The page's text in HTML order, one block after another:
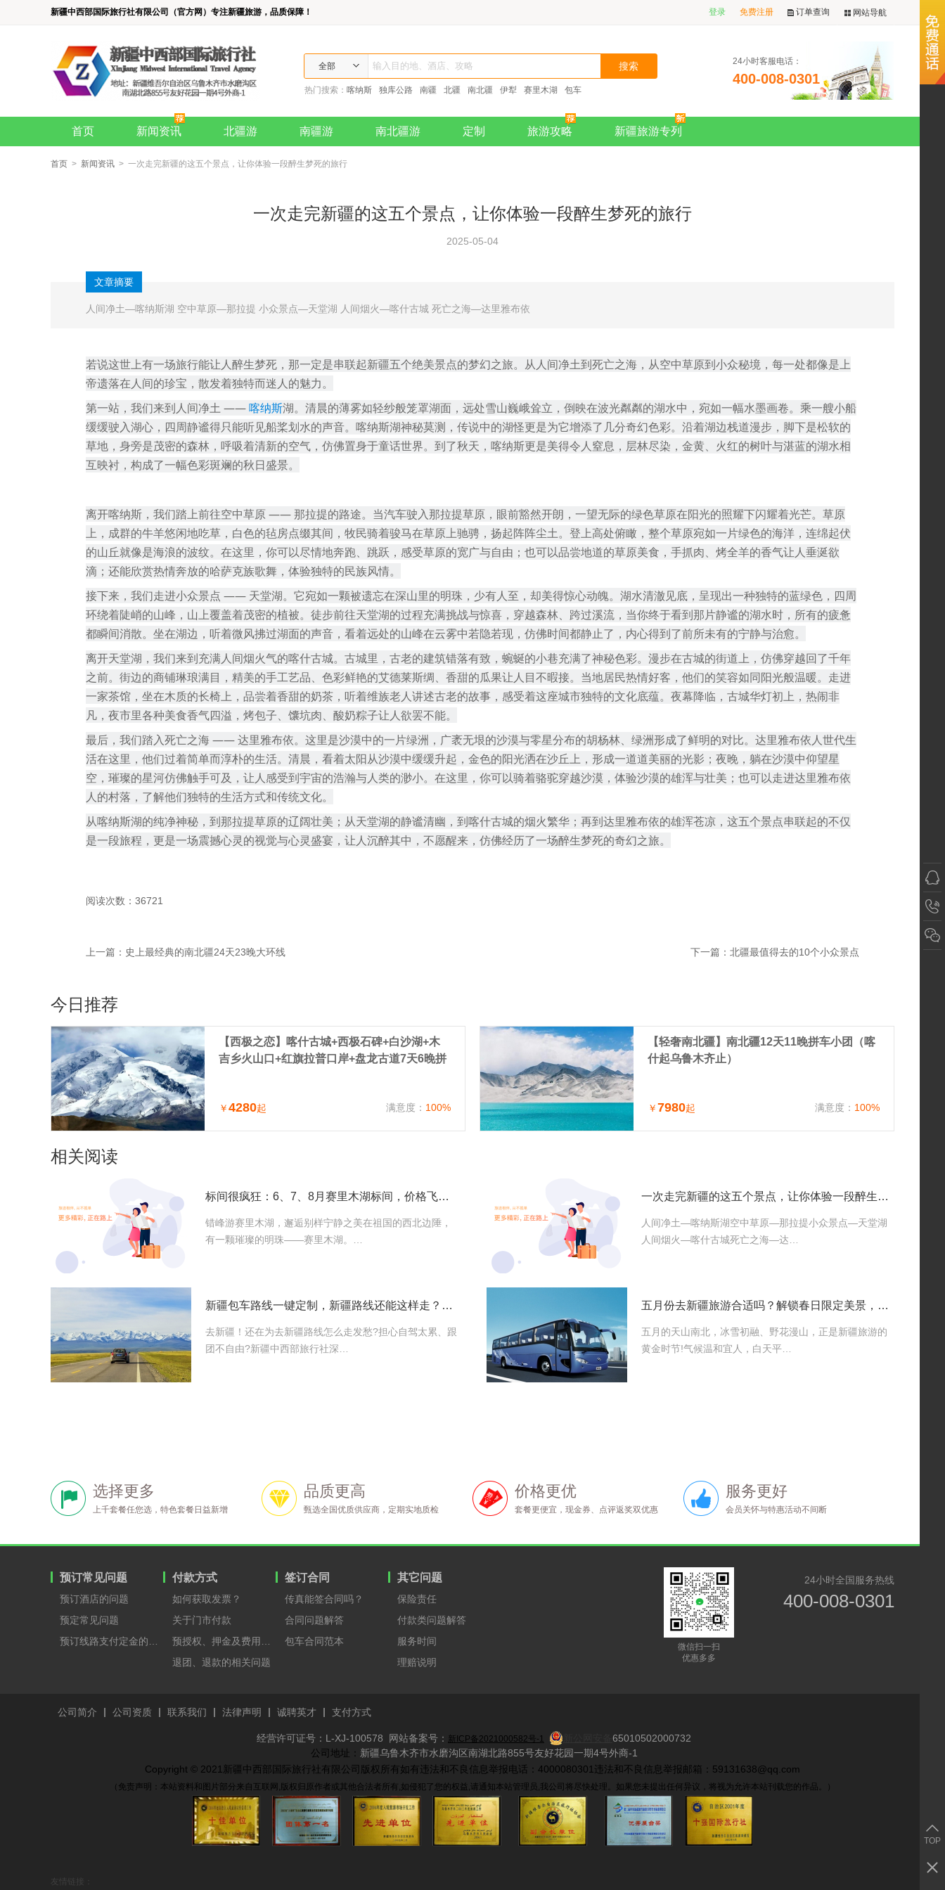
新疆中西部国际旅行社有限公司（官方网）专注新疆旅游，品质保障！ 登录 免费注册 订单查询 网站导航
全部
热门搜索： 喀纳斯 独库公路 南疆 北疆 南北疆 伊犁 赛里木湖 包车
24小时客服电话：
400-008-0301
首页 新闻资讯 北疆游 南疆游 南北疆游 定制 旅游攻略 新疆旅游专列
首页 > 新闻资讯 > 一次走完新疆的这五个景点，让你体验一段醉生梦死的旅行
一次走完新疆的这五个景点，让你体验一段醉生梦死的旅行
2025-05-04
文章摘要
人间净土—喀纳斯湖 空中草原—那拉提 小众景点—天堂湖 人间烟火—喀什古城 死亡之海—达里雅布依
若说这世上有一场旅行能让人醉生梦死，那一定是串联起新疆五个绝美景点的梦幻之旅。从人间净土到死亡之海，从空中草原到小众秘境，每一处都像是上
帝遗落在人间的珍宝，散发着独特而迷人的魅力。
第一站，我们来到人间净土 —— 喀纳斯湖。清晨的薄雾如轻纱般笼罩湖面，远处雪山巍峨耸立，倒映在波光粼粼的湖水中，宛如一幅水墨画卷。乘一艘小船
缓缓驶入湖心，四周静谧得只能听见船桨划水的声音。喀纳斯湖神秘莫测，传说中的湖怪更是为它增添了几分奇幻色彩。沿着湖边栈道漫步，脚下是松软的
草地，身旁是茂密的森林，呼吸着清新的空气，仿佛置身于童话世界。到了秋天，喀纳斯更是美得令人窒息，层林尽染，金黄、火红的树叶与湛蓝的湖水相
互映衬，构成了一幅色彩斑斓的秋日盛景。
离开喀纳斯，我们踏上前往空中草原 —— 那拉提的路途。当汽车驶入那拉提草原，眼前豁然开朗，一望无际的绿色草原在阳光的照耀下闪耀着光芒。草原
上，成群的牛羊悠闲地吃草，白色的毡房点缀其间，牧民骑着骏马在草原上驰骋，扬起阵阵尘土。登上高处俯瞰，整个草原宛如一片绿色的海洋，连绵起伏
的山丘就像是海浪的波纹。在这里，你可以尽情地奔跑、跳跃，感受草原的宽广与自由；也可以品尝地道的草原美食，手抓肉、烤全羊的香气让人垂涎欲
滴；还能欣赏热情奔放的哈萨克族歌舞，体验独特的民族风情。
接下来，我们走进小众景点 —— 天堂湖。它宛如一颗被遗忘在深山里的明珠，少有人至，却美得惊心动魄。湖水清澈见底，呈现出一种独特的蓝绿色，四周
环绕着陡峭的山峰，山上覆盖着茂密的植被。徒步前往天堂湖的过程充满挑战与惊喜，穿越森林、跨过溪流，当你终于看到那片静谧的湖水时，所有的疲惫
都瞬间消散。坐在湖边，听着微风拂过湖面的声音，看着远处的山峰在云雾中若隐若现，仿佛时间都静止了，内心得到了前所未有的宁静与治愈。
离开天堂湖，我们来到充满人间烟火气的喀什古城。古城里，古老的建筑错落有致，蜿蜒的小巷充满了神秘色彩。漫步在古城的街道上，仿佛穿越回了千年
之前。街边的商铺琳琅满目，精美的手工艺品、色彩鲜艳的艾德莱斯绸、香甜的瓜果让人目不暇接。当地居民热情好客，他们的笑容如同阳光般温暖。走进
一家茶馆，坐在木质的长椅上，品尝着香甜的奶茶，听着维族老人讲述古老的故事，感受着这座城市独特的文化底蕴。夜幕降临，古城华灯初上，热闹非
凡，夜市里各种美食香气四溢，烤包子、馕坑肉、酸奶粽子让人欲罢不能。
最后，我们踏入死亡之海—— 达里雅布依。这里是沙漠中的一片绿洲，广袤无垠的沙漠与零星分布的胡杨林、绿洲形成了鲜明的对比。达里雅布依人世代生
活在这里，他们过着简单而淳朴的生活。清晨，看着太阳从沙漠中缓缓升起，金色的阳光洒在沙丘上，形成一道道美丽的光影；夜晚，躺在沙漠中仰望星
空，璀璨的星河仿佛触手可及，让人感受到宇宙的浩瀚与人类的渺小。在这里，你可以骑着骆驼穿越沙漠，体验沙漠的雄浑与壮美；也可以走进达里雅布依
人的村落，了解他们独特的生活方式和传统文化。
从喀纳斯湖的纯净神秘，到那拉提草原的辽阔壮美；从天堂湖的静谧清幽，到喀什古城的烟火繁华；再到达里雅布依的雄浑苍凉，这五个景点串联起的不仅
是一段旅程，更是一场震撼心灵的视觉与心灵盛宴，让人沉醉其中，不愿醒来，仿佛经历了一场醉生梦死的奇幻之旅。
阅读次数：36721
上一篇： 史上最经典的南北疆24天23晚大环线 下一篇： 北疆最值得去的10个小众景点
今日推荐
【西极之恋】喀什古城+西极石碑+白沙湖+木
吉乡火山口+红旗拉普口岸+盘龙古道7天6晚拼
￥4280起 满意度： 100%
【轻奢南北疆】南北疆12天11晚拼车小团（喀
什起乌鲁木齐止）
￥7980起 满意度： 100%
相关阅读
标间很疯狂：6、7、8月赛里木湖标间，价格飞升至1000左右，请游客尽量错开
错峰游赛里木湖，邂逅别样宁静之美在祖国的西北边陲，
有一颗璀璨的明珠——赛里木湖。…
一次走完新疆的这五个景点，让你体验一段醉生梦死的旅行
人间净土—喀纳斯湖空中草原—那拉提小众景点—天堂湖
人间烟火—喀什古城死亡之海—达…
新疆包车路线一键定制，新疆路线还能这样走？报价透明
去新疆！还在为去新疆路线怎么走发愁?担心自驾太累、跟
团不自由?新疆中西部旅行社深…
五月份去新疆旅游合适吗？解锁春日限定美景，错过等一年！
五月的天山南北，冰雪初融、野花漫山，正是新疆旅游的
黄金时节!气候温和宜人，白天平…
选择更多
上千套餐任您选，特色套餐日益新增
品质更高
甄选全国优质供应商，定期实地质检
价格更优
套餐更便宜，现金券、点评返奖双优惠
服务更好
会员关怀与特惠活动不间断
预订常见问题
预订酒店的问题
预定常见问题
付款方式
如何获取发票？
关于门市付款
退团、退款的相关问题
签订合同
传真能签合同吗？
合同问题解答
包车合同范本
其它问题
保险责任
付款类问题解答
服务时间
理赔说明
24小时全国服务热线
400-008-0301
微信扫一扫
优惠多多
公司简介 公司资质 联系我们 法律声明 诚聘英才 支付方式
经营许可证号：L-XJ-100578 网站备案号： 新ICP备2021000582号-1
65010502000732
​ 公司地址： 新疆乌鲁木齐市水磨沟区南湖北路855号友好花园一期4号外商-1
Copyright © 2021新疆中西部国际旅行社有限公司版权所有如有违法和不良信息举报电话：4000080301违法和不良信息举报邮箱：59131638@qq.com
（免责声明：本站资料和图片部分来自互联网,版权归原作者或其他合法者所有,如侵犯了您的权益,请通知本站管理员,我公司将尽快处理。如果您未提出任何异议，将视为允许本站刊载您的作品。）
友情链接：
TOP